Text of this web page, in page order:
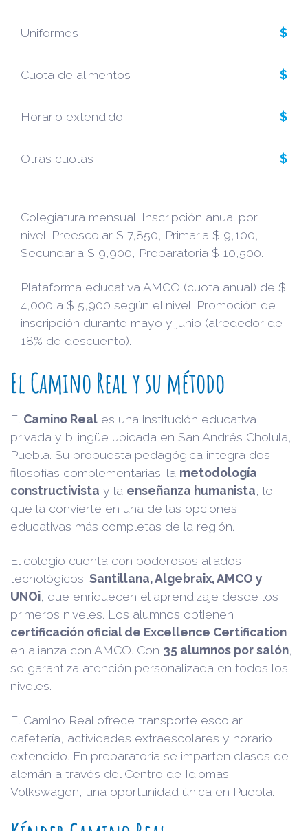
Uniformes $
Cuota de alimentos $
Horario extendido $
Otras cuotas $
Colegiatura mensual. Inscripción anual por
nivel: Preescolar $ 7,850, Primaria $ 9,100,
Secundaria $ 9,900, Preparatoria $ 10,500.
Plataforma educativa AMCO (cuota anual) de $
4,000 a $ 5,900 según el nivel. Promoción de
inscripción durante mayo y junio (alrededor de
18% de descuento).
El Camino Real y su método
El Camino Real es una institución educativa
privada y bilingüe ubicada en San Andrés Cholula,
Puebla. Su propuesta pedagógica integra dos
filosofías complementarias: la metodología
constructivista y la enseñanza humanista , lo
que la convierte en una de las opciones
educativas más completas de la región.
El colegio cuenta con poderosos aliados
tecnológicos: Santillana, Algebraix, AMCO y
UNOi , que enriquecen el aprendizaje desde los
primeros niveles. Los alumnos obtienen
certificación oficial de Excellence Certification
en alianza con AMCO. Con 35 alumnos por salón
se garantiza atención personalizada en todos los
niveles.
El Camino Real ofrece transporte escolar,
cafetería, actividades extraescolares y horario
extendido. En preparatoria se imparten clases de
alemán a través del Centro de Idiomas
Volkswagen, una oportunidad única en Puebla.